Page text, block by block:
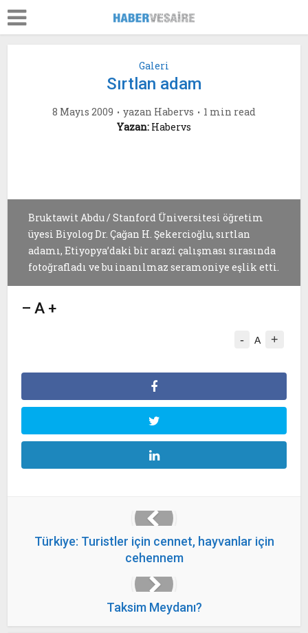
Galeri
Sırtlan adam
8 Mayıs 2009 yazan Habervs
1 min read
Yazan: Habervs
Bruktawit Abdu / Stanford Üniversitesi öğretim
üyesi Biyolog Dr. Çağan H. Şekercioğlu, sırtlan
adamı, Etiyopya’daki bir arazi çalışması sırasında
fotoğrafladı ve bu inanılmaz seramoniye eşlik etti.
– A +
- A +
Türkiye: Turistler için cennet, hayvanlar için
cehennem
Taksim Meydanı?